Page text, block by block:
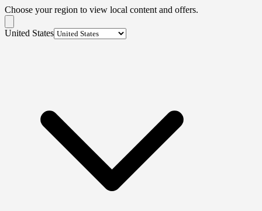
Choose your region to view local content and offers.
United States